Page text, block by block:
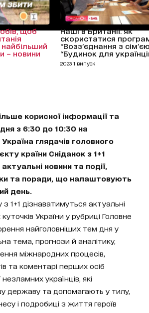
щоб
– новини
Наші в Британії: як
скористатися
“Возз’єднання з
“Будинок для
2023 1 випуск
корисної інформації та
з 6:30 до 10:30 на
Україна глядачів головного
країни Сніданок з 1+1
новини та події,
та поради, що налаштовують
день.
з 1+1 дізнаватимуться актуальні
куточків України у рубриці Головне
найголовніших тем дня у
тема, прогнози й аналітику,
міжнародних процесів,
та коментарі перших осіб
незламних українців, які
державу та допомагають у тилу,
і подробиці з життя героїв